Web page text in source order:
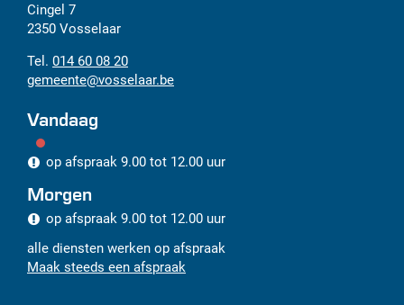
Adres
Cingel 7
2350 Vosselaar
Tel.
014 60 08 20
E-
mail
gemeente@vosselaar.be
Vandaag
op afspraak 9.00 tot 12.00 uur
Morgen
op afspraak 9.00 tot 12.00 uur
alle diensten werken op afspraak
Maak steeds een afspraak